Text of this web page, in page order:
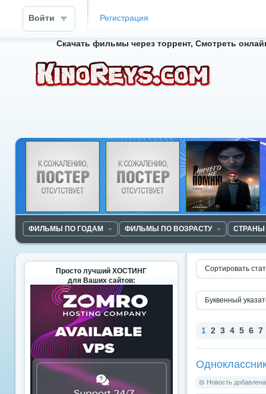
Войти Регистрация
Скачать фильмы через торрент, Смотреть
ФИЛЬМЫ ПО ГОДАМ ФИЛЬМЫ ПО ВОЗРАСТУ
Сортировать
Буквенный
1 2 3 4 5 6 7
Новость
Просто лучший ХОСТИНГ
для Ваших сайтов: